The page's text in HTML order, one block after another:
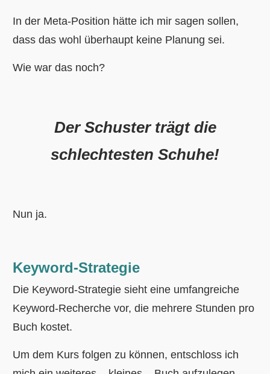
In der Meta-Position hätte ich mir sagen sollen,
dass das wohl überhaupt keine Planung sei.
Wie war das noch?
Der Schuster trägt die
schlechtesten Schuhe!
Nun ja.
Keyword-Strategie
Die Keyword-Strategie sieht eine umfangreiche
Keyword-Recherche vor, die mehrere Stunden pro
Buch kostet.
Um dem Kurs folgen zu können, entschloss ich